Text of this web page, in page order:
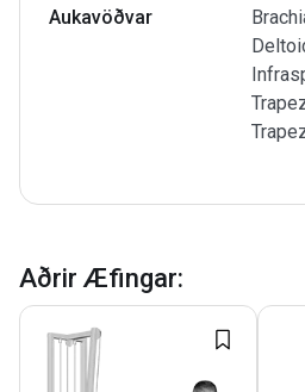
Aukavöðvar
Aðrir Æfingar: